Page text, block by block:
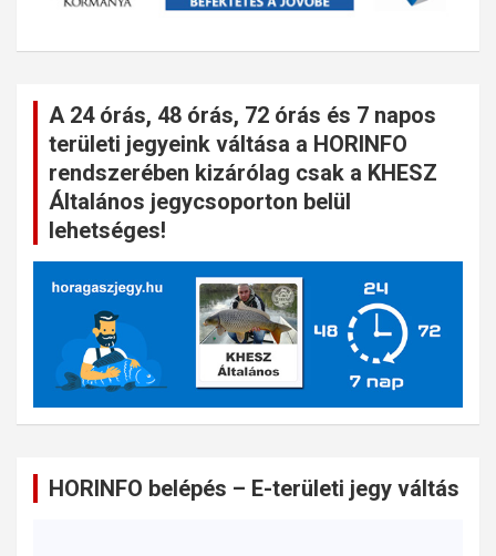
A 24 órás, 48 órás, 72 órás és 7 napos
területi jegyeink váltása a HORINFO
rendszerében kizárólag csak a KHESZ
Általános jegycsoporton belül
lehetséges!
HORINFO belépés – E-területi jegy váltás